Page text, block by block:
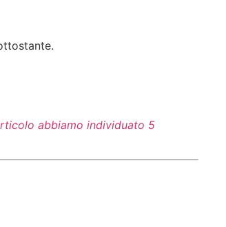
abbiamo individuato 5